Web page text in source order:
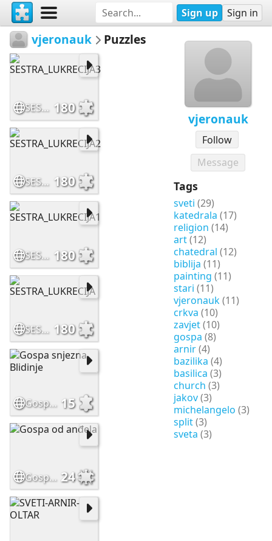
Sign up Sign in
vjeronauk
Follow
Message
Tags
sveti (29)
katedrala (17)
religion (14)
art(12)
chatedral (12)
biblija (11)
painting (11)
stari (11)
vjeronauk(11)
crkva (10)
zavjet(10)
gospa (8)
arnir(4)
bazilika (4)
basilica (3)
church (3)
jakov(3)
michelangelo (3)
split(3)
sveta (3)
vjeronauk Puzzles
SESTRA_LUKRECIJA3 180
SESTRA_LUKRECIJA2 180
SESTRA_LUKRECIJA1 180
SESTRA_LUKRECIJA 180
Gospa snjezna Blidinje 15
Gospa od anđela 24